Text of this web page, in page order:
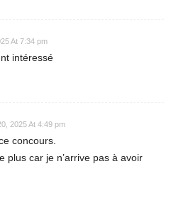
At 7:34 pm
intéressé
2025 At 4:49 pm
concours.
plus car je n’arrive pas à avoir